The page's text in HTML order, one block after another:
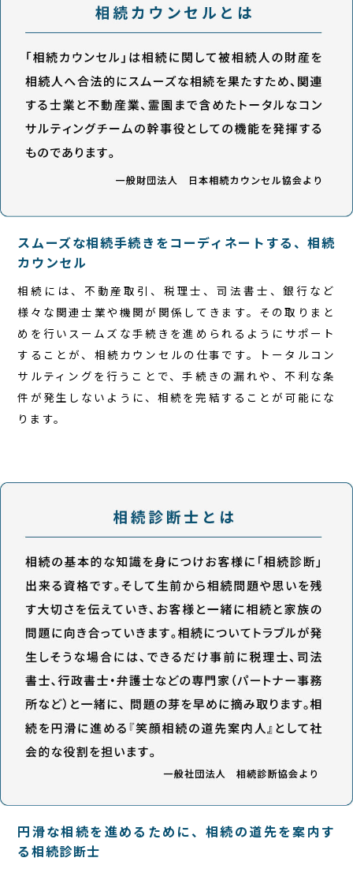
スムーズな相続手続きをコーディネートする、相続
カウンセル
相続には、不動産取引、税理士、司法書士、銀行など
様々な関連士業や機関が関係してきます。その取りまと
めを行いスームズな手続きを進められるようにサポート
することが、相続カウンセルの仕事です。トータルコン
サルティングを行うことで、手続きの漏れや、不利な条
件が発生しないように、相続を完結することが可能にな
ります。
円滑な相続を進めるために、相続の道先を案内す
る相続診断士